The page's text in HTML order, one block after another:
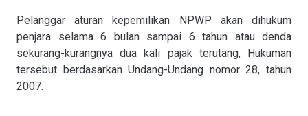
Pelanggar aturan kepemilikan NPWP akan dihukum
penjara selama 6 bulan sampai 6 tahun atau denda
sekurang-kurangnya dua kali pajak terutang, Hukuman
tersebut berdasarkan Undang-Undang nomor 28, tahun
2007.